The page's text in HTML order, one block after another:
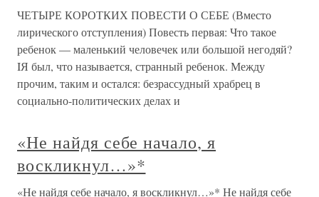
ЧЕТЫРЕ КОРОТКИХ ПОВЕСТИ О СЕБЕ (Вместо
лирического отступления) Повесть первая: Что такое
ребенок — маленький человечек или большой негодяй?
IЯ был, что называется, странный ребенок. Между
прочим, таким и остался: безрассудный храбрец в
социально-политических делах и
«Не найдя себе начало, я
воскликнул…»*
«Не найдя себе начало, я воскликнул…»* Не найдя себе